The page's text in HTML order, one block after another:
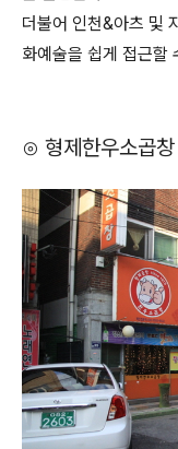
더불어 인천&아츠 및
화예술을 쉽게 접근할
⊙ 형제한우소곱창